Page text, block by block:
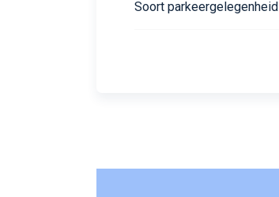
Soort parkeergelegenheid